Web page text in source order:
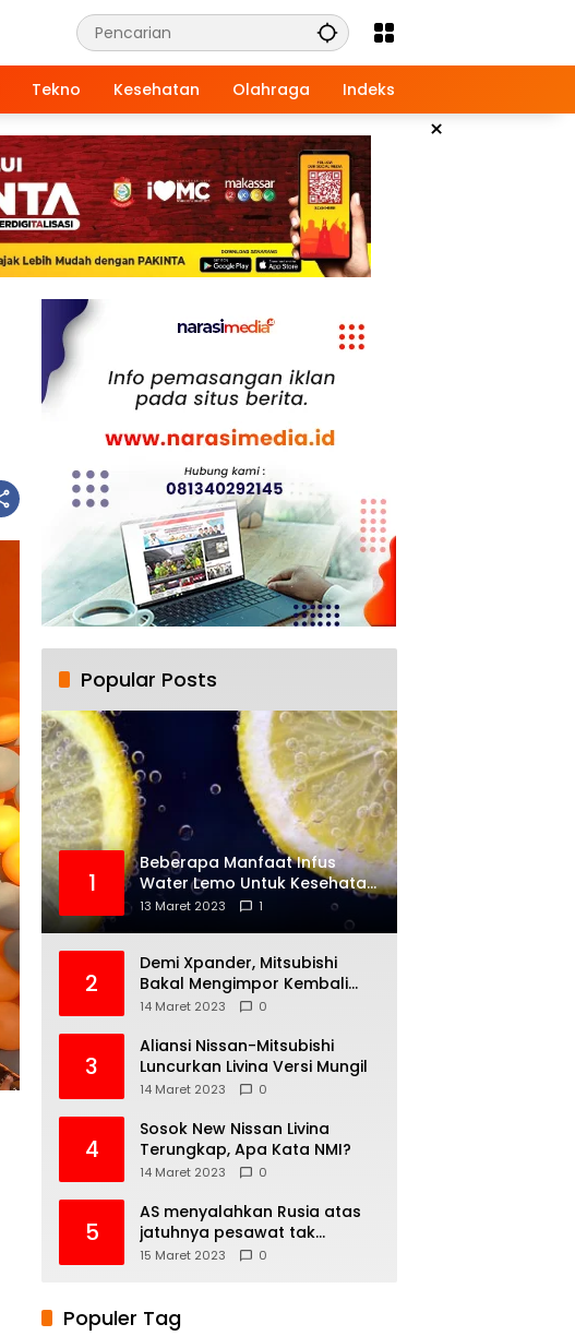
Tekno Kesehatan Olahraga Indeks
×
Popular Posts
1
Beberapa Manfaat Infus
Water Lemo Untuk Kesehatan
Anda
13 Maret 2023 1
2
Demi Xpander, Mitsubishi
Bakal Mengimpor Kembali
Pajero Sport
14 Maret 2023 0
3
Aliansi Nissan-Mitsubishi
Luncurkan Livina Versi Mungil
14 Maret 2023 0
4
Sosok New Nissan Livina
Terungkap, Apa Kata NMI?
14 Maret 2023 0
5
AS menyalahkan Rusia atas
jatuhnya pesawat tak
berawak di Laut Hitam,
15 Maret 2023 0
Populer Tag